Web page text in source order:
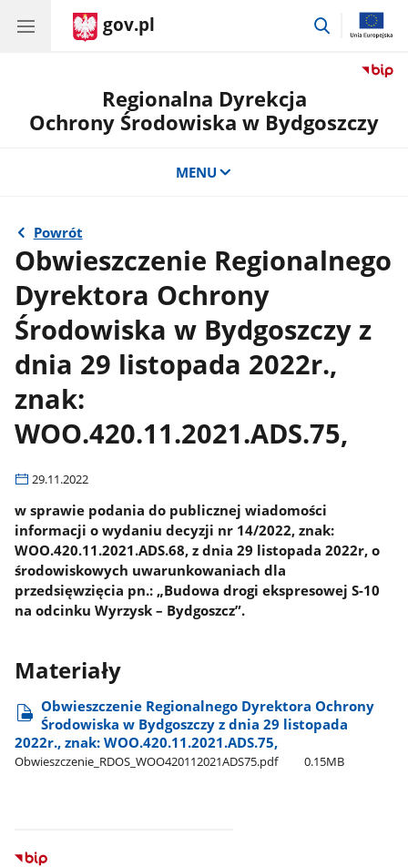
gov.pl
przejdź
Regionalna Dyrekcja
Ochrony Środowiska w Bydgoszczy
MENU
Powrót
Obwieszczenie Regionalnego
Dyrektora Ochrony
Środowiska w Bydgoszczy z
dnia 29 listopada 2022r.,
znak:
WOO.420.11.2021.ADS.75,
29.11.2022
w sprawie podania do publicznej wiadomości
informacji o wydaniu decyzji nr 14/2022, znak:
WOO.420.11.2021.ADS.68, z dnia 29 listopada 2022r, o
środowiskowych uwarunkowaniach dla
przedsięwzięcia pn.: „Budowa drogi ekspresowej S-10
na odcinku Wyrzysk – Bydgoszcz”.
Materiały
Obwieszczenie Regionalnego Dyrektora Ochrony
Środowiska w Bydgoszczy z dnia 29 listopada
2022r., znak: WOO.420.11.2021.ADS.75,
Obwieszczenie​_RDOS​_WOO420112021ADS75.pdf 0.15MB